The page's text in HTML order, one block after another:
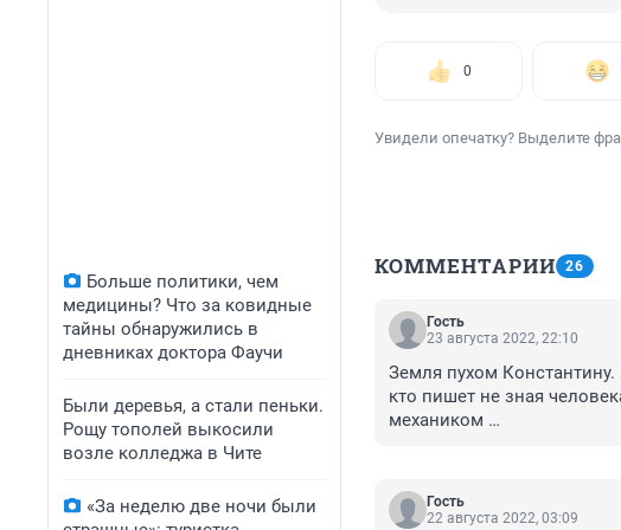
Больше политики, чем
медицины? Что за ковидные
тайны обнаружились в
дневниках доктора Фаучи
Были деревья, а стали пеньки.
Рощу тополей выкосили
возле колледжа в Чите
«За неделю две ночи были
0
Увидели опечатку? Выделите
КОММЕНТАРИИ 26
Гость
23 августа 2022, 22:10
Земля пухом
кто пишет не зная
механиком
Гость
22 августа 2022, 03:09